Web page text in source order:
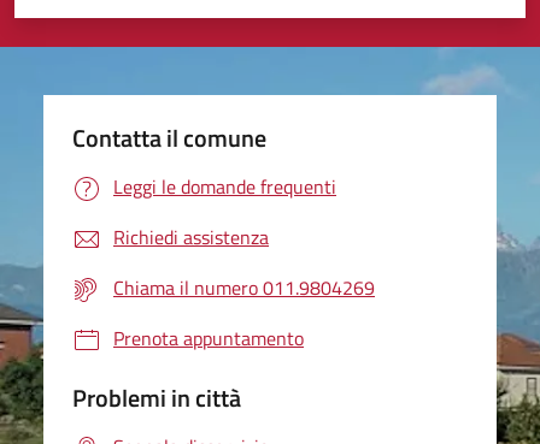
Valuta 5 stelle su 5
Valuta 4 stelle su 5
Valuta 3 stelle su 5
Valuta 2 stelle su 5
Valuta 1 stelle su 5
Contatta il comune
Leggi le domande frequenti
Richiedi assistenza
Chiama il numero 011.9804269
Prenota appuntamento
Problemi in città